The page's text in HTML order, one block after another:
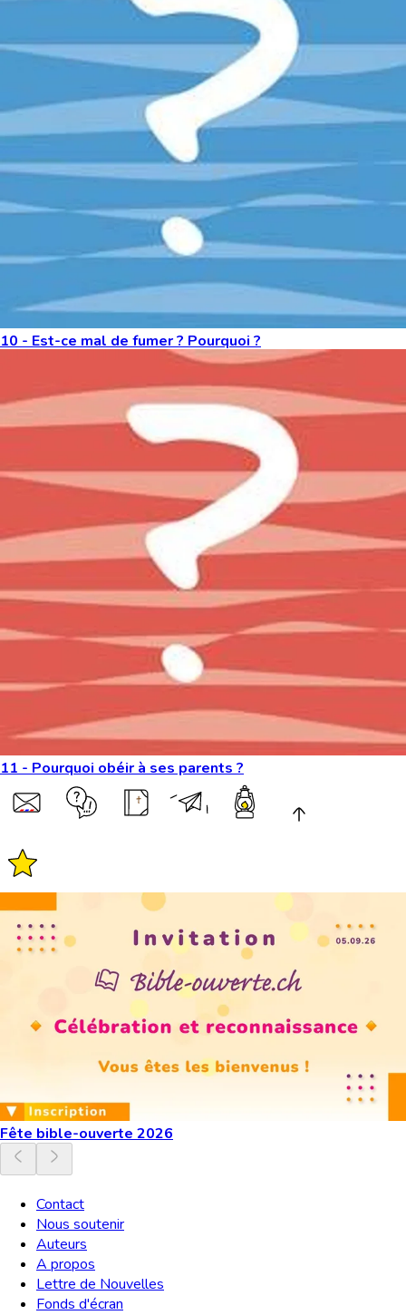
10 - Est-ce mal de fumer ? Pourquoi ?
11 - Pourquoi obéir à ses parents ?
Fête bible-ouverte 2026
Contact
Nous soutenir
Auteurs
A propos
Lettre de Nouvelles
Fonds d'écran